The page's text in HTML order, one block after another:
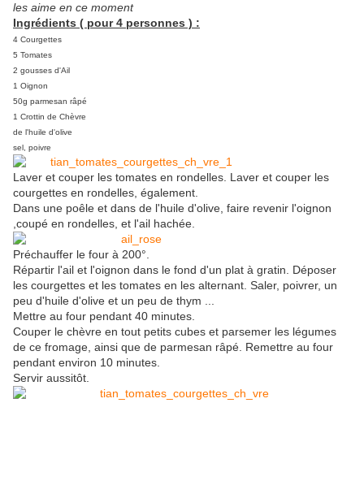
les aime en ce moment
Ingrédients ( pour 4 personnes ) :
4 Courgettes
5 Tomates
2 gousses d'Ail
1 Oignon
50g parmesan râpé
1 Crottin de Chèvre
de l'huile d'olive
sel, poivre
Laver et couper les tomates en rondelles. Laver et couper les
courgettes en rondelles, également.
Dans une poêle et dans de l'huile d'olive, faire revenir l'oignon
,coupé en rondelles, et l'ail hachée.
Préchauffer le four à 200°.
Répartir l'ail et l'oignon dans le fond d'un plat à gratin. Déposer
les courgettes et les tomates en les alternant. Saler, poivrer, un
peu d'huile d'olive et un peu de thym ...
Mettre au four pendant 40 minutes.
Couper le chèvre en tout petits cubes et parsemer les légumes
de ce fromage, ainsi que de parmesan râpé. Remettre au four
pendant environ 10 minutes.
Servir aussitôt.